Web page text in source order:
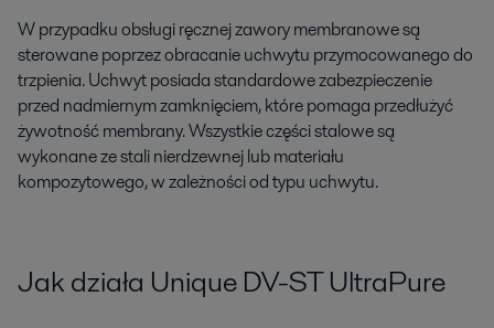
W przypadku obsługi ręcznej zawory membranowe są
sterowane poprzez obracanie uchwytu przymocowanego do
trzpienia. Uchwyt posiada standardowe zabezpieczenie
przed nadmiernym zamknięciem, które pomaga przedłużyć
żywotność membrany. Wszystkie części stalowe są
wykonane ze stali nierdzewnej lub materiału
kompozytowego, w zależności od typu uchwytu.
Jak działa Unique DV-ST UltraPure